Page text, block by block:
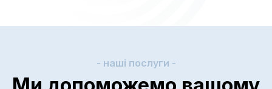
- наші послуги -